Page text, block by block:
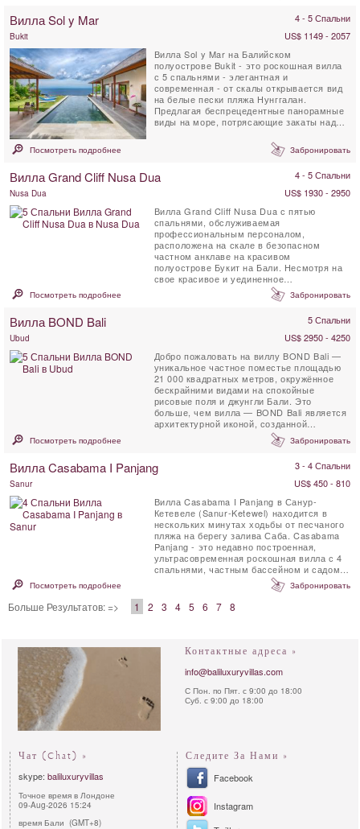
Вилла Sol y Mar 4 - 5 Спальни
Bukit
US$ 1149 - 2057
Вилла Sol y Mar на Балийском
полуострове Bukit - это роскошная вилла
с 5 спальнями - элегантная и
современная - от скалы открывается вид
на белые пески пляжа Нунггалан.
Предлагая беспрецедентные панорамные
виды на море, потрясающие закаты над
Посмотреть подробнее Забронировать
Вилла Grand Cliff Nusa Dua 4 - 5 Спальни
Nusa Dua
US$ 1930 - 2950
Вилла Grand Cliff Nusa Dua с пятью
спальнями, обслуживаемая
профессиональным персоналом,
расположена на скале в безопасном
частном анклаве на красивом
полуострове Букит на Бали. Несмотря на
свое красивое и уединенное
расположение, вилла находится всего в 5
Посмотреть подробнее Забронировать
Вилла BOND Bali 5 Спальни
Ubud
US$ 2950 - 4250
Добро пожаловать на виллу BOND Bali —
уникальное частное поместье площадью
21 000 квадратных метров, окружённое
бескрайними видами на спокойные
рисовые поля и джунгли Бали. Это
больше, чем вилла — BOND Bali является
архитектурной иконой, созданной
Алексисом Дорнье, чтобы ...
Посмотреть подробнее Забронировать
Вилла Casabama I Panjang 3 - 4 Спальни
Sanur
US$ 450 - 810
Вилла Casabama I Panjang в Санур-
Кетевеле (Sanur-Ketewel) находится в
нескольких минутах ходьбы от песчаного
пляжа на берегу залива Саба. Casabama
Panjang - это недавно построенная,
ультрасовременная роскошная вилла с 4
спальнями, частным бассейном и садом.
Вилла предлагает нетронутый вид ...
Посмотреть подробнее Забронировать
Больше Результатов: => 1 2 3 4 5 6 7 8
Контактные адреса »
info@baliluxuryvillas.com
С Пон. по Пят. с 9:00 до 18:00
Суб. с 9:00 до 18:00
Чат (Chat) »
skype: baliluxuryvillas
Точное время в Лондоне
09-Aug-2026 15:24
время Бали (GMT+8)
Следите За Нами »
Facebook
Instagram